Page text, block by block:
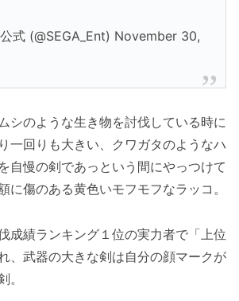
式 (@SEGA_Ent) November 30,
シのような生き物を討伐している時に
一回りも大きい、クワガタのようなハ
自慢の剣であっという間にやっつけて
に傷のある黄色いモフモフなラッコ。
成績ランキング１位の実力者で「上位
、武器の大きな剣は自分の顔マークが
。